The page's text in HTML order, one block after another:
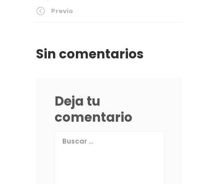
Previo
Sin comentarios
Deja tu
comentario